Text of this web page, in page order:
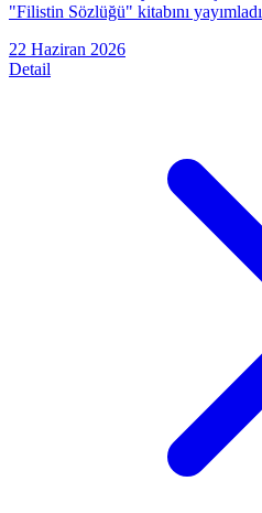
"Filistin Sözlüğü" kitabını
22 Haziran 2026
Detail